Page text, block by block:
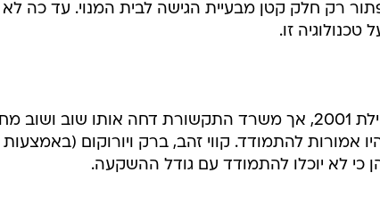
רק חלק קטן מבעיית הגישה לבית המנוי. עד כה לא
זו.
מכרז התדרים היה אמור להתקיים בתחילת 2001, אך משרד התקשורת דחה אותו שוב
אמורות להתמודד. קווי זהב, ברק ויורוקום (באמצעות
לא יוכלו להתמודד עם גודל ההשקעה.